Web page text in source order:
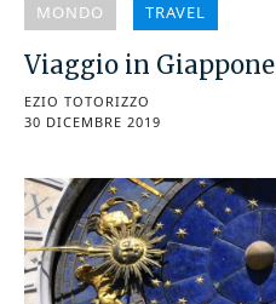
MONDO TRAVEL
Viaggio in Giappone
EZIO TOTORIZZO
30 DICEMBRE 2019